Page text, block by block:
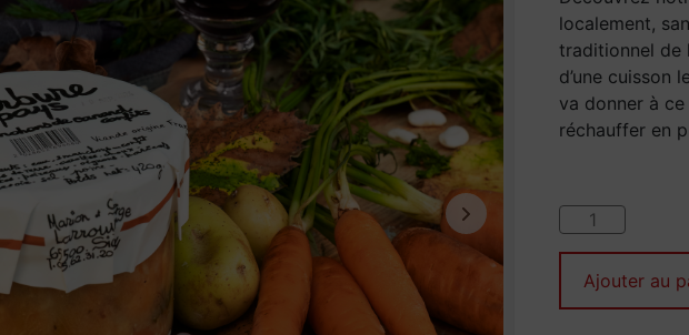
localement,
traditionnel de
d’une cuisson
va donner à
réchauffer en
Ajouter au